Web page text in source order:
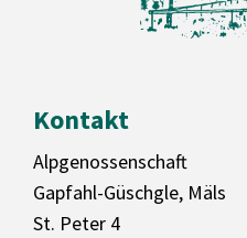
Kontakt
Alpgenossenschaft
Gapfahl-Güschgle, Mäls
St. Peter 4